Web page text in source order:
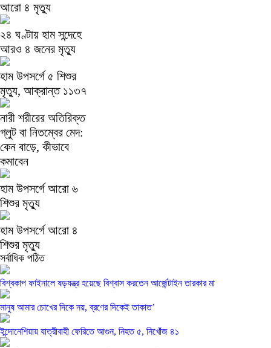
আরো ৪ মৃত্যু
২৪ ঘণ্টায় হাম সন্দেহে
আরও ৪ জনের মৃত্যু
হাম উপসর্গে ৫ শিশুর
মৃত্যু, আক্রান্ত ১১৩৭
নারী শরীরের অতিরিক্ত
গ্লুট বা নিতম্বের মেদ:
কেন বাড়ে, কীভাবে
কমাবেন
হাম উপসর্গে আরো ৬
শিশুর মৃত্যু
হাম উপসর্গে আরো ৪
শিশুর মৃত্যু
সর্বাধিক পঠিত
বিশ্বকাপ ফাইনালে ষড়যন্ত্র হয়েছে বিশ্বাস করতেন আর্জেন্টাইন তারকার মা
মানুষ আমার চোখের দিকে নয়, ব্রণের দিকেই তাকাত’
ইন্দোনেশিয়ায় যাত্রীবাহী ফেরিতে আগুন, নিহত ৫, নিখোঁজ ৪১